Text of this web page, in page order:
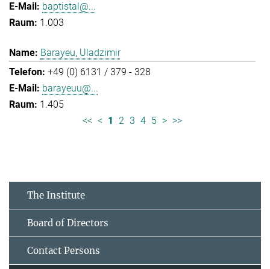
baptistal@...
1.003
Barayeu, Uladzimir
+49 (0) 6131 / 379 - 328
barayeuu@...
1.405
<< < 1 2 3 4 5 > >>
The Institute
Board of Directors
Contact Persons